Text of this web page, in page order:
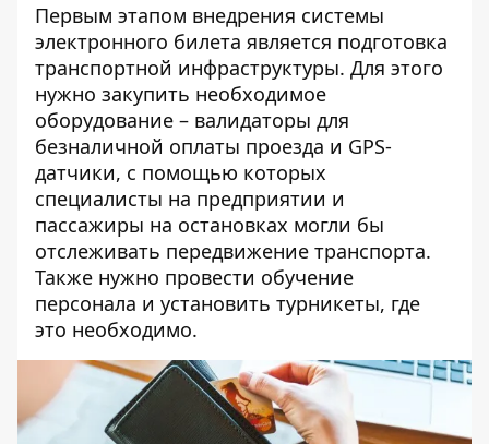
Первым этапом внедрения системы
электронного билета является подготовка
транспортной инфраструктуры. Для этого
нужно закупить необходимое
оборудование – валидаторы для
безналичной оплаты проезда и GPS-
датчики, с помощью которых
специалисты на предприятии и
пассажиры на остановках могли бы
отслеживать передвижение транспорта.
Также нужно провести обучение
персонала и установить турникеты, где
это необходимо.